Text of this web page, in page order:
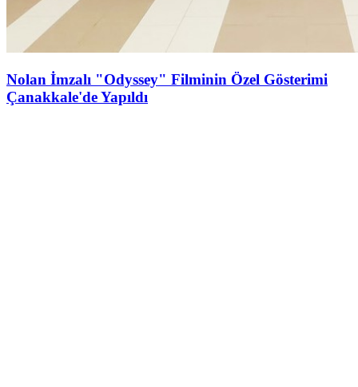
Nolan İmzalı "Odyssey" Filminin Özel Gösterimi
Çanakkale'de Yapıldı